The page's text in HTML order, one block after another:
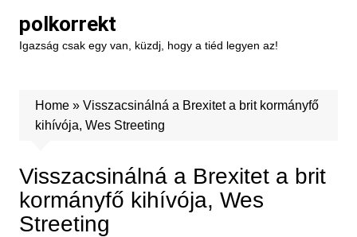
content
polkorrekt
Igazság csak egy van, küzdj, hogy a tiéd legyen az!
Home» Visszacsinálná a Brexitet a brit kormányfő
kihívója, Wes Streeting
Visszacsinálná a Brexitet a brit
kormányfő kihívója, Wes
Streeting